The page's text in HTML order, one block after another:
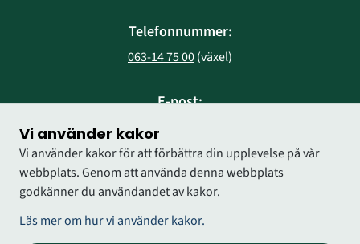
Vi använder kakor
Vi använder kakor för att förbättra din upplevelse på vår
webbplats. Genom att använda denna webbplats
godkänner du användandet av kakor.
Läs mer om hur vi använder kakor.
Telefonnummer:
063-14 75 00 (växel)
E-post:
region@regionjh.se